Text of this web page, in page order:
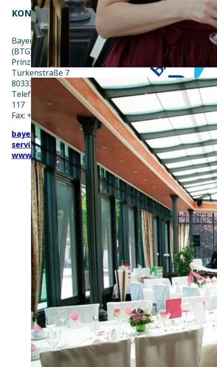
KONTAKT EINE INITIATIVE VON
Bayern Tourist Gmbh
(BTG)
Prinz-Ludwig-Palais
Türkenstraße 7
80333 München
Telefon: +49 89 28760-
117
Fax: +49 89 28760-121
bayerischekueche@btg-
service.de
www.btg-service.de